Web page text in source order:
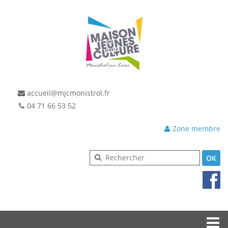
accueil@mjcmonistrol.fr
04 71 66 53 52
Zone membre
OK